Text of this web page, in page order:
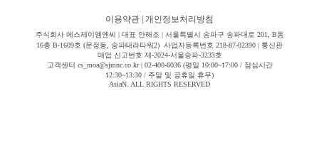
이용약관 개인정보처리방침
주식회사 에스제이엠엔씨 | 대표 안해조 | 서울특별시 송파구 송파대로 201, B동
16층 B-1609호 (문정동, 송파테라타워2) 사업자등록번호 218-87-02390 | 통신판
매업 신고번호 제-2024-서울송파-3233호
고객센터 cs_moa@sjmnc.co.kr | 02-400-6036 (평일 10:00~17:00 / 점심시간
12:30~13:30 / 주말 및 공휴일 휴무)
AsiaN. ALL RIGHTS RESERVED